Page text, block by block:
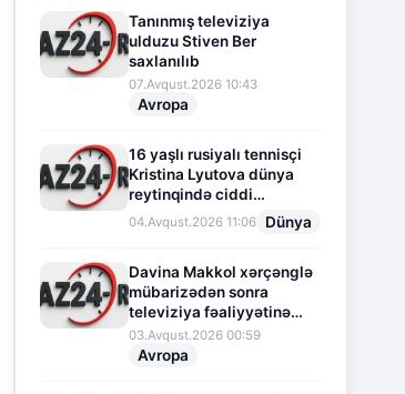
Tanınmış televiziya
ulduzu Stiven Ber
saxlanılıb
07.Avqust.2026 10:43
Avropa
16 yaşlı rusiyalı tennisçi
Kristina Lyutova dünya
reytinqində ciddi
irəliləyişə imza atdı
04.Avqust.2026 11:06 Dünya
Davina Makkol xərçənglə
mübarizədən sonra
televiziya fəaliyyətinə
fasilə verir
03.Avqust.2026 00:59
Avropa